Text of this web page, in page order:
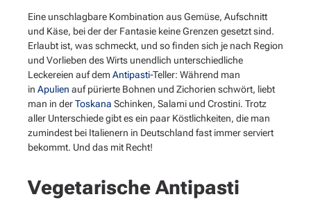
Eine unschlagbare Kombination aus Gemüse, Aufschnitt
und Käse, bei der der Fantasie keine Grenzen gesetzt sind.
Erlaubt ist, was schmeckt, und so finden sich je nach Region
und Vorlieben des Wirts unendlich unterschiedliche
Leckereien auf dem Antipasti-Teller: Während man
in Apulien auf pürierte Bohnen und Zichorien schwört, liebt
man in derToskana Schinken, Salami und Crostini. Trotz
aller Unterschiede gibt es ein paar Köstlichkeiten, die man
zumindest bei Italienern in Deutschland fast immer serviert
bekommt. Und das mit Recht!
Vegetarische Antipasti